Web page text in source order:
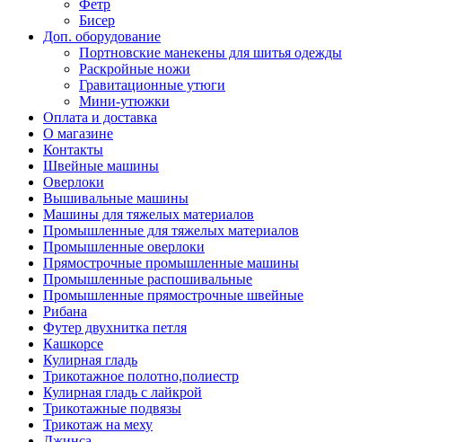
Фетр
Бисер
Доп. оборудование
Портновские манекены для шитья одежды
Раскройные ножи
Гравитационные утюги
Мини-утюжки
Оплата и доставка
О магазине
Контакты
Швейные машины
Оверлоки
Вышивальные машины
Машины для тяжелых материалов
Промышленные для тяжелых материалов
Промышленные оверлоки
Прямострочные промышленные машины
Промышленные распошивальные
Промышленные прямострочные швейные
Рибана
Футер двухнитка петля
Кашкорсе
Кулирная гладь
Трикотажное полотно,полиестр
Кулирная гладь с лайкрой
Трикотажные подвязы
Трикотаж на меху